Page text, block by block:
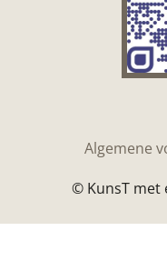
Algemene
© KunsT met